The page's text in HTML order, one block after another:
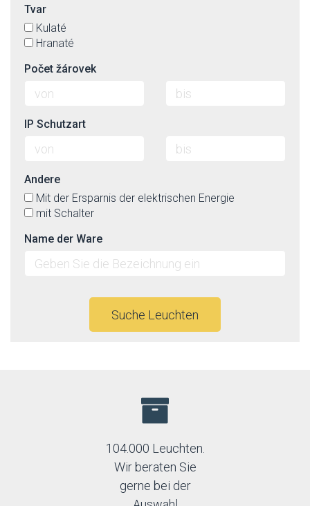
Tvar
Kulaté
Hranaté
Počet žárovek
IP Schutzart
Andere
Mit der Ersparnis der elektrischen Energie
mit Schalter
Name der Ware
Suche Leuchten
104.000 Leuchten.
Wir beraten Sie
gerne bei der